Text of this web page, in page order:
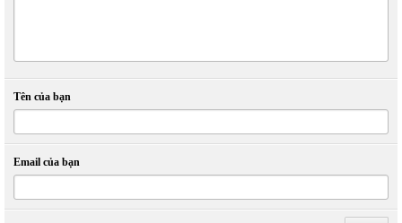
Tên của bạn
Email của bạn